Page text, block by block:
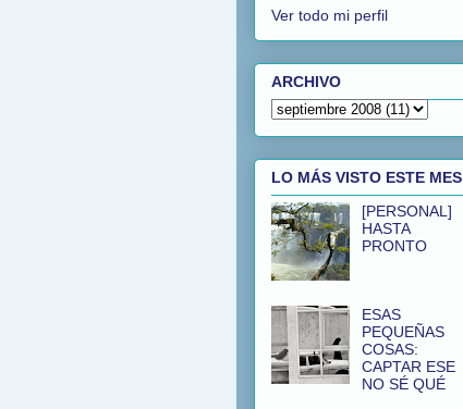
Ver todo mi perfil
ARCHIVO
LO MÁS VISTO ESTE MES
[PERSONAL]
HASTA
PRONTO
ESAS
PEQUEÑAS
COSAS:
CAPTAR ESE
NO SÉ QUÉ